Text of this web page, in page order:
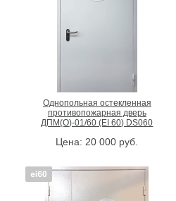
Однопольная остекленная
противопожарная дверь
ДПМ(О)-01/60 (EI 60) DS060
Цена:20 000 руб.